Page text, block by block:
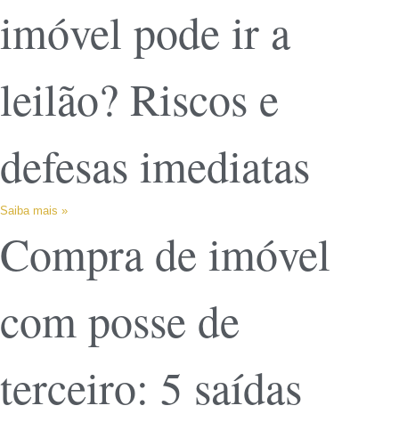
imóvel pode ir a
leilão? Riscos e
defesas imediatas
Saiba mais »
Compra de imóvel
com posse de
terceiro: 5 saídas